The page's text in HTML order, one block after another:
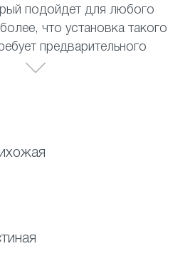
подойдет для любого
что установка такого
предварительного
Полотно прекрасно
смотрятся в: